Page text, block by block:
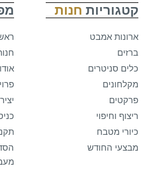
קטגוריות חנות
ארונות אמבט
ברזים
כלים סניטרים
מקלחונים
פרקטים
ריצוף וחיפוי
כיורי מטבח
מבצעי החודש